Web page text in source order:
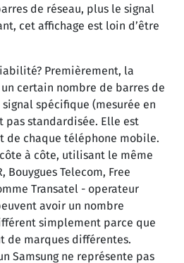
de réseau, plus le signal
cet affichage est loin d’être
Premièrement, la
certain nombre de barres de
spécifique (mesurée en
pas standardisée. Elle est
de chaque téléphone mobile.
à côte, utilisant le même
Bouygues Telecom, Free
Transatel - operateur
avoir un nombre
simplement parce que
de marques différentes.
Samsung ne représente pas